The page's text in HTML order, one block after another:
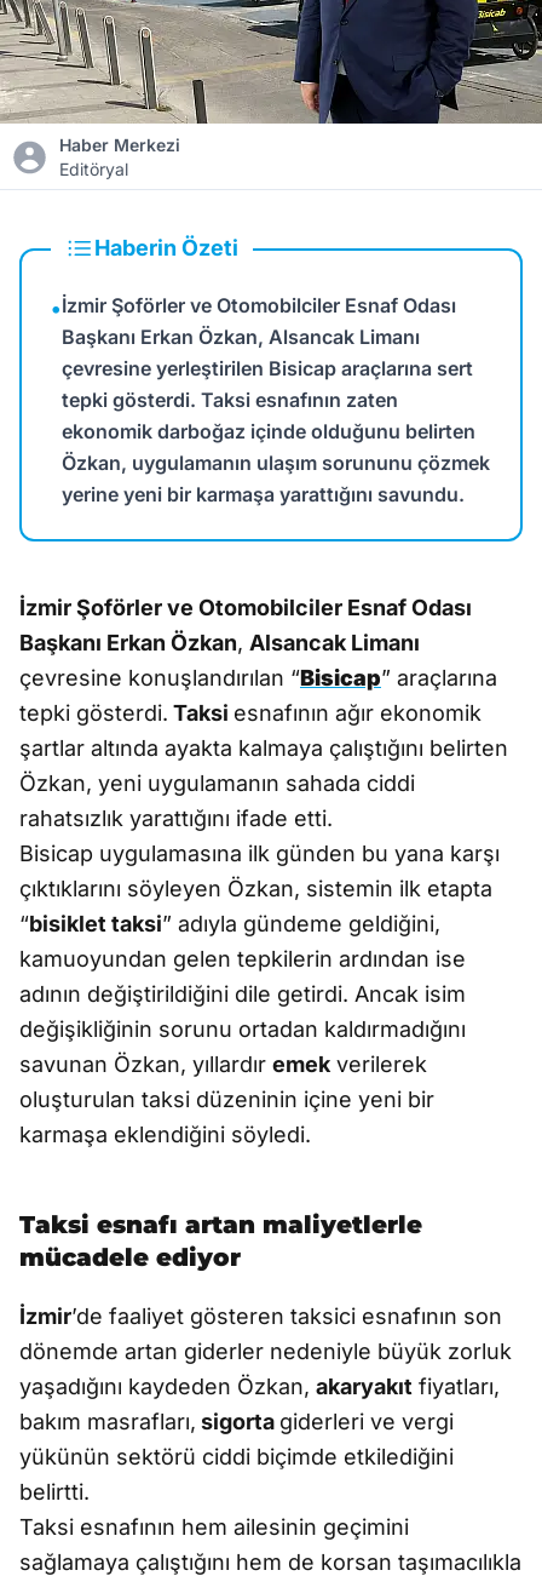
Haber Merkezi
Editöryal
Haberin Özeti
•İzmir Şoförler ve Otomobilciler Esnaf Odası
Başkanı Erkan Özkan, Alsancak Limanı
çevresine yerleştirilen Bisicap araçlarına sert
tepki gösterdi. Taksi esnafının zaten
ekonomik darboğaz içinde olduğunu belirten
Özkan, uygulamanın ulaşım sorununu çözmek
yerine yeni bir karmaşa yarattığını savundu.
İzmir Şoförler ve Otomobilciler Esnaf Odası
Başkanı Erkan Özkan, Alsancak Limanı
çevresine konuşlandırılan “Bisicap” araçlarına
tepki gösterdi. Taksi esnafının ağır ekonomik
şartlar altında ayakta kalmaya çalıştığını belirten
Özkan, yeni uygulamanın sahada ciddi
rahatsızlık yarattığını ifade etti.
Bisicap uygulamasına ilk günden bu yana karşı
çıktıklarını söyleyen Özkan, sistemin ilk etapta
“bisiklet taksi” adıyla gündeme geldiğini,
kamuoyundan gelen tepkilerin ardından ise
adının değiştirildiğini dile getirdi. Ancak isim
değişikliğinin sorunu ortadan kaldırmadığını
savunan Özkan, yıllardır emek verilerek
oluşturulan taksi düzeninin içine yeni bir
karmaşa eklendiğini söyledi.
Taksi esnafı artan maliyetlerle
mücadele ediyor
İzmir’de faaliyet gösteren taksici esnafının son
dönemde artan giderler nedeniyle büyük zorluk
yaşadığını kaydeden Özkan, akaryakıt fiyatları,
bakım masrafları, sigorta giderleri ve vergi
yükünün sektörü ciddi biçimde etkilediğini
belirtti.
Taksi esnafının hem ailesinin geçimini
sağlamaya çalıştığını hem de korsan taşımacılıkla